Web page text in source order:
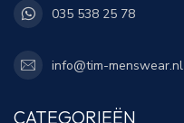
035 538 25 78
info@tim-menswear.nl
CATEGORIEËN